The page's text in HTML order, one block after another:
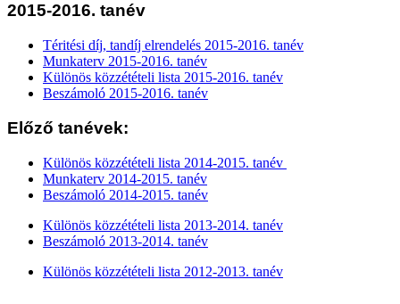
2015-2016. tanév
Téritési díj, tandíj elrendelés 2015-2016. tanév
Munkaterv 2015-2016. tanév
Különös közzétételi lista 2015-2016. tanév
Beszámoló 2015-2016. tanév
Előző tanévek:
Különös közzétételi lista 2014-2015. tanév
Munkaterv 2014-2015. tanév
Beszámoló 2014-2015. tanév
Különös közzétételi lista 2013-2014. tanév
Beszámoló 2013-2014. tanév
Különös közzétételi lista 2012-2013. tanév